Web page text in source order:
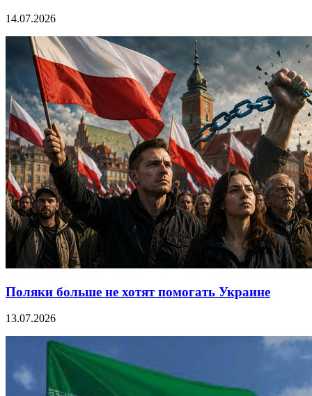
14.07.2026
Поляки больше не хотят помогать Украине
13.07.2026